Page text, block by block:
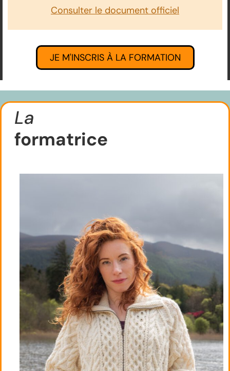
Consulter le document officiel
JE M'INSCRIS À LA FORMATION
La
formatrice